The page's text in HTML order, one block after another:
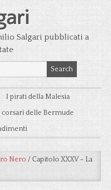
Salgari pubblicati a
I pirati della Malesia
corsari delle Bermude
Nero / Capitolo XXXV – La